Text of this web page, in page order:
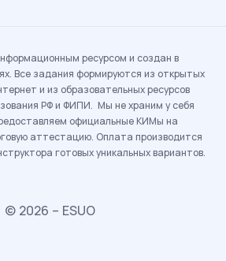
ресурсом и создан в
Все задания формируются из открытых
и из образовательных ресурсов
РФ и ФИПИ. Мы не храним у себя
официальные КИМы на
аттестацию. Оплата производится
готовых уникальных вариантов.
© 2026 – ESUO